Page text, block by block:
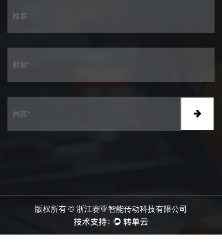
版权所有 © 浙江赛亚智能传动科技有限公司